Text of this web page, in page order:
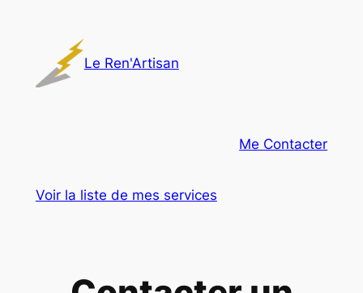
contenu
Le Ren'Artisan
Me Contacter
Voir la liste de mes services